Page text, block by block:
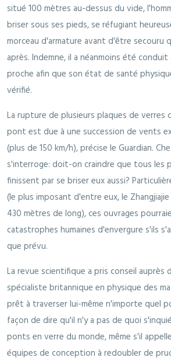
situé 100 mètres au-dessus du vide,
briser sous ses pieds, se réfugiant
morceau d'armature avant d'être secouru
après. Indemne, il a néanmoins été
proche afin que son état de santé
vérifié.
La rupture de plusieurs plaques de
pont est due à une succession de vents
(plus de 150 km/h), précise le Guardian.
s'interroge: doit-on craindre que tous les
finissent par se briser eux aussi?
(le plus imposant d'entre eux, le Zhangjiajie
430 mètres de long), ces ouvrages
catastrophes humaines d'envergure s'ils
que prévu.
La revue scientifique a pris conseil auprès
spécialiste britannique en physique des
prêt à traverser lui-même n'importe quel
façon de dire qu'il n'y a pas de quoi
ponts en verre du monde, même s'il
équipes de conception à redoubler de